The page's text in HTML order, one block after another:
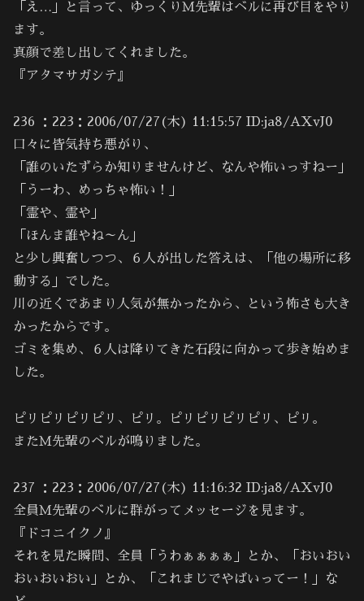
「え…」と言って、ゆっくりＭ先輩はベルに再び目をやり
ます。
真顔で差し出してくれました。
『アタマサガシテ』
236 ：223：2006/07/27(木) 11:15:57 ID:ja8/AXvJ0
口々に皆気持ち悪がり、
「誰のいたずらか知りませんけど、なんや怖いっすねー」
「うーわ、めっちゃ怖い！」
「霊や、霊や」
「ほんま誰やね～ん」
と少し興奮しつつ、６人が出した答えは、「他の場所に移
動する」でした。
川の近くであまり人気が無かったから、という怖さも大き
かったからです。
ゴミを集め、６人は降りてきた石段に向かって歩き始めま
した。
ピリピリピリピリ、ピリ。ピリピリピリピリ、ピリ。
またＭ先輩のベルが鳴りました。
237 ：223：2006/07/27(木) 11:16:32 ID:ja8/AXvJ0
全員Ｍ先輩のベルに群がってメッセージを見ます。
『ドコニイクノ』
それを見た瞬間、全員「うわぁぁぁぁ」とか、「おいおい
おいおいおい」とか、「これまじでやばいってー！」な